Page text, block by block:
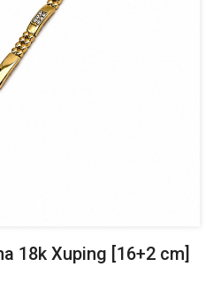
18k Xuping [16+2 cm]